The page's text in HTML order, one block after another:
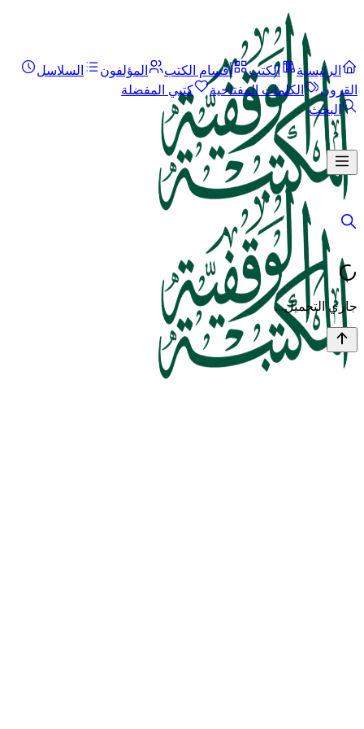
الرئيسية الكتب أقسام الكتب المؤلفون
السلاسل
القرون
الكلمات المفتاحية
كتبي المفضلة
البحث
جاري التحميل...